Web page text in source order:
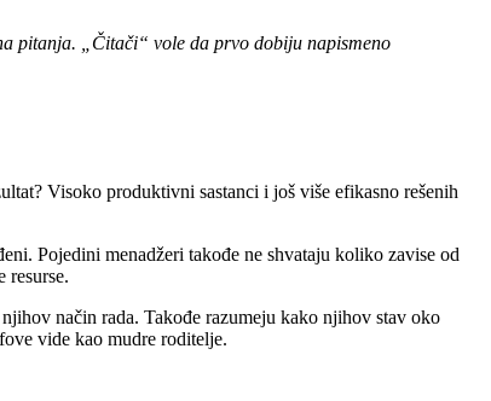
pitanja. „Čitači“ vole da prvo dobiju napismeno
Visoko produktivni sastanci i još više efikasno rešenih
Pojedini menadžeri takođe ne shvataju koliko zavise od
resurse.
način rada. Takođe razumeju kako njihov stav oko
vide kao mudre roditelje.